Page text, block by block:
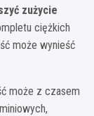
zużycie
ciężkich
może wynieść
może z czasem